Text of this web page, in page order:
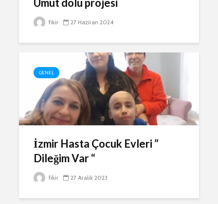
Umut dolu projesi
fikir 27 Haziran 2024
GENEL
İzmir Hasta Çocuk Evleri ”
Dileğim Var “
fikir 27 Aralık 2023